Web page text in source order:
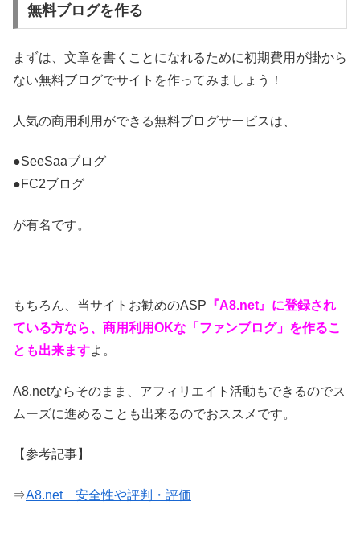
無料ブログを作る
まずは、文章を書くことになれるために初期費用が掛から
ない無料ブログでサイトを作ってみましょう！
人気の商用利用ができる無料ブログサービスは、
●SeeSaaブログ
●FC2ブログ
が有名です。
もちろん、当サイトお勧めのASP 『A8.net』に登録され
ている方なら、商用利用OKな「ファンブログ」を作るこ
とも出来ますよ。
A8.netならそのまま、アフィリエイト活動もできるのでス
ムーズに進めることも出来るのでおススメです。
【参考記事】
⇒A8.net 安全性や評判・評価